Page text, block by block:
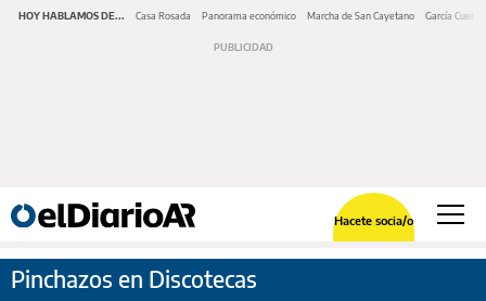
HOY HABLAMOS DE... Casa Rosada Panorama económico Marcha de San Cayetano García Cuerva
Hacete socia/o
Pinchazos en Discotecas